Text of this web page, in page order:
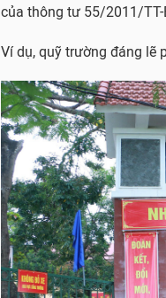
của thông tư 55/2011/TT-
Ví dụ, quỹ trường đáng lẽ